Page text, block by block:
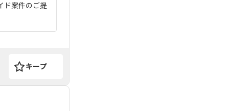
ド案件のご提
キープ